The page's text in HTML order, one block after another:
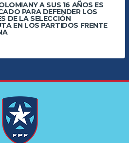
A SUS 16 AÑOS ES
PARA DEFENDER LOS
DE LA SELECCIÓN
EN LOS PARTIDOS FRENTE